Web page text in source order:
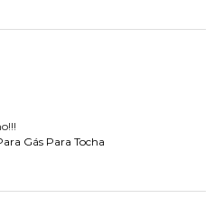
Gás Para Tocha